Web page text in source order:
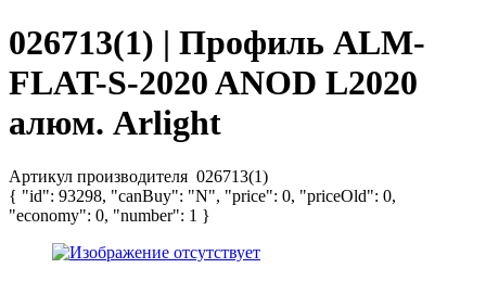
026713(1) | Профиль ALM-
FLAT-S-2020 ANOD L2020
алюм. Arlight
Артикул производителя 026713(1)
{ "id": 93298, "canBuy": "N", "price": 0, "priceOld": 0,
"economy": 0, "number": 1 }